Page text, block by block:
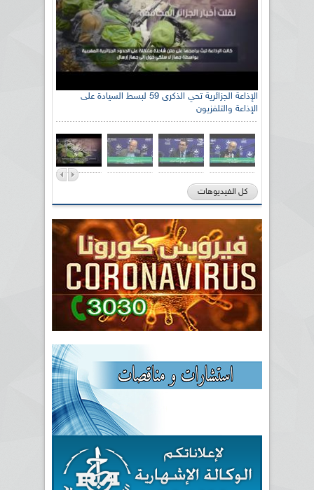
الإذاعة الجزائرية تحي الذكرى 59 لبسط السيادة على
الإذاعة والتلفزيون
كل الفيديوهات